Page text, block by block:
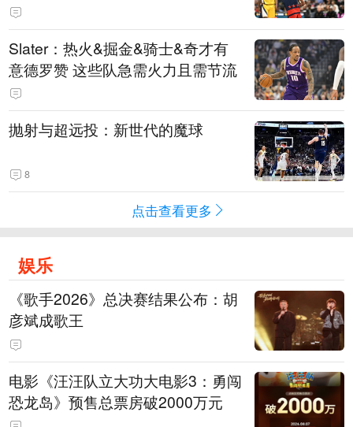
Slater：热火&掘金&骑士&奇才有
意德罗赞 这些队急需火力且需节流
抛射与超远投：新世代的魔球
8
点击查看更多
娱乐
《歌手2026》总决赛结果公布：胡
彦斌成歌王
电影《汪汪队立大功大电影3：勇闯
恐龙岛》预售总票房破2000万元